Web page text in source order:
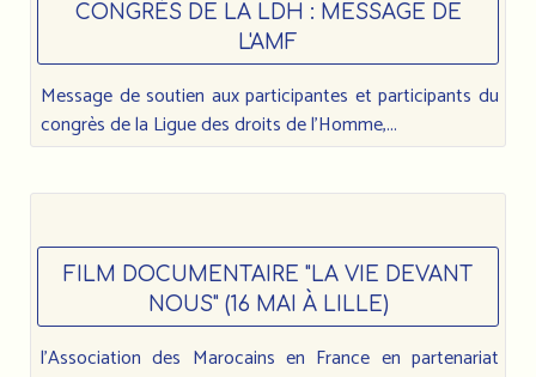
CONGRÈS DE LA LDH : MESSAGE DE
L'AMF
Message de soutien aux participantes et participants du
congrès de la Ligue des droits de l’Homme,...
FILM DOCUMENTAIRE "LA VIE DEVANT
NOUS" (16 MAI À LILLE)
l'Association des Marocains en France en partenariat